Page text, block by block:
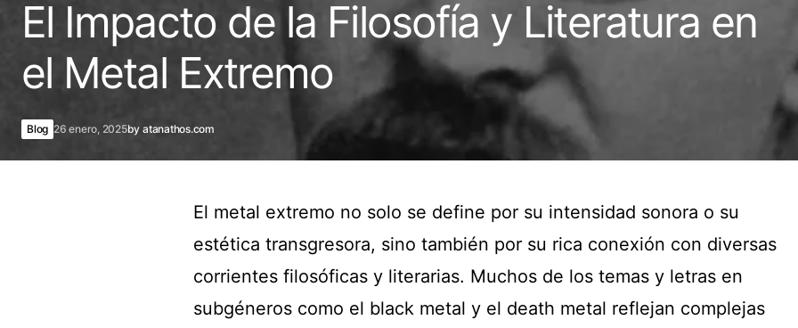
El Impacto de la Filosofía y Literatura en
el Metal Extremo
Blog 26 enero, 2025by atanathos.com
El metal extremo no solo se define por su intensidad sonora o su
estética transgresora, sino también por su rica conexión con diversas
corrientes filosóficas y literarias. Muchos de los temas y letras en
subgéneros como el black metal y el death metal reflejan complejas